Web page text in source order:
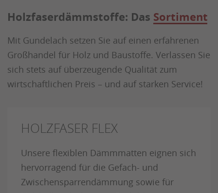
Holzfaserdämmstoffe: Das Sortiment
Mit Gundelach setzen Sie auf einen erfahrenen
Großhandel für Holz und Baustoffe. Verlassen Sie
sich stets auf überzeugende Qualität zum
wirtschaftlichen Preis – und auf starken Service!
HOLZFASER FLEX
Unsere flexiblen Dämmmatten eignen sich
hervorragend für die Gefach- und
Zwischensparrendämmung sowie für